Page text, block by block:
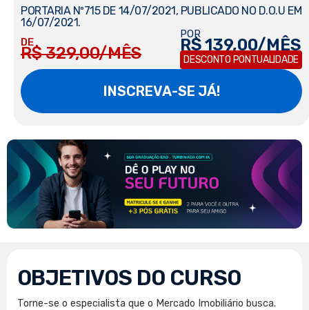
PORTARIA Nº715 DE 14/07/2021, PUBLICADO NO D.O.U EM
16/07/2021.
DE
R$ 329,00/MÊS
POR
R$ 139,00/MÊS
DESCONTO PONTUALIDADE
INSCREVA-SE JÁ!
OBJETIVOS DO CURSO
Torne-se o especialista que o Mercado Imobiliário busca.